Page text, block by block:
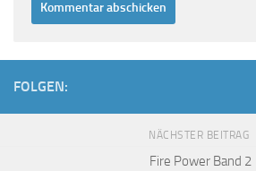
FOLGEN:
NÄCHSTER BEITRAG
Fire Power Band 2